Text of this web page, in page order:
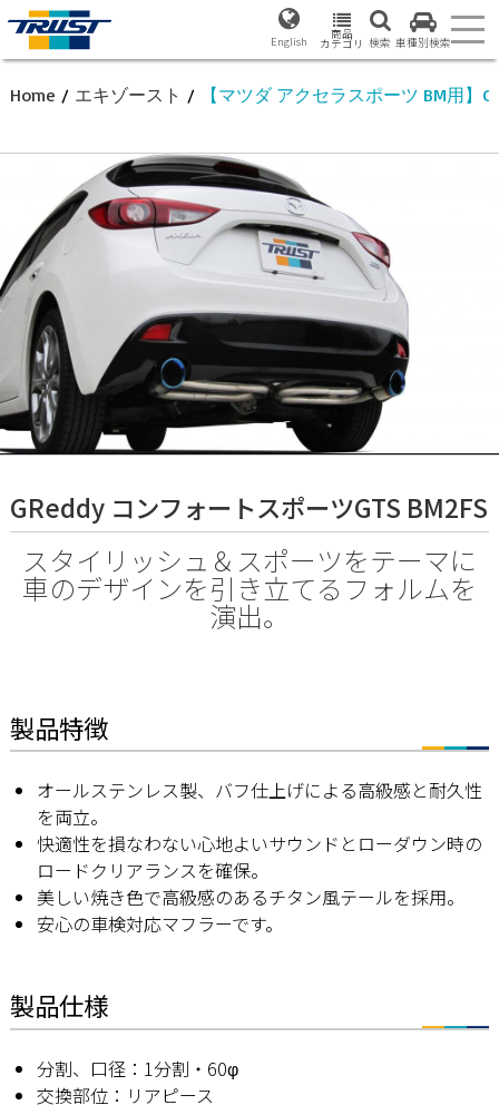
English 商品
カテゴリ 検索 車種別検索
Home / エキゾースト / 【マツダ アクセラスポーツ BM用
GReddy コンフォートスポーツGTS BM2FS
スタイリッシュ＆スポーツをテーマに
車のデザインを引き立てるフォルムを
演出。
製品特徴
オールステンレス製、バフ仕上げによる高級感と耐久性
を両立。
快適性を損なわない心地よいサウンドとローダウン時の
ロードクリアランスを確保。
美しい焼き色で高級感のあるチタン風テールを採用。
安心の車検対応マフラーです。
製品仕様
分割、口径：1分割・60φ
交換部位：リアピース